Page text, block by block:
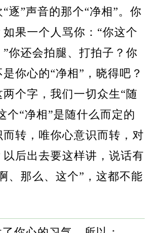
逐”声音的那个“净相”。你
果一个人骂你：“你这个
你还会拍腿、打拍子？你
你心的“净相”，晓得吧？
个字，我们一切众生“随
个“净相”是随什么而定的
转，唯你心意识而转，对
后出去要这样讲，说话有
、那么、这个”，这都不能